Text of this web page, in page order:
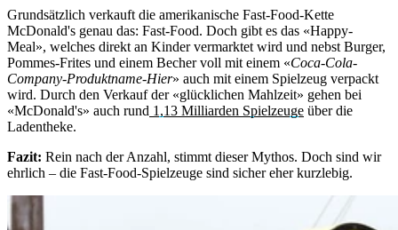
Grundsätzlich verkauft die amerikanische Fast-Food-Kette
McDonald's genau das: Fast-Food. Doch gibt es das «Happy-
Meal», welches direkt an Kinder vermarktet wird und nebst Burger,
Pommes-Frites und einem Becher voll mit einem «Coca-Cola-
Company-Produktname-Hier» auch mit einem Spielzeug verpackt
wird. Durch den Verkauf der «glücklichen Mahlzeit» gehen bei
«McDonald's» auch rund 1,13 Milliarden Spielzeuge über die
Ladentheke.
Fazit: Rein nach der Anzahl, stimmt dieser Mythos. Doch sind wir
ehrlich – die Fast-Food-Spielzeuge sind sicher eher kurzlebig.